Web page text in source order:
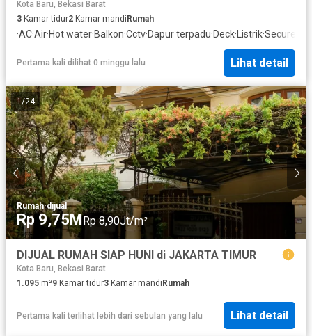
Kota Baru, Bekasi Barat
3 Kamar tidur2 Kamar mandi Rumah
·AC·Air·Hot water·Balkon·Cctv·Dapur terpadu·Deck· Listrik·Secure
Pertama kali dilihat 0 minggu lalu Lihat detail
1/24
Rumah·dijual
Rp 9,75MRp 8,90Jt/m²
DIJUAL RUMAH SIAP HUNI di JAKARTA TIMUR
Kota Baru, Bekasi Barat
1.095 m²9 Kamar tidur3 Kamar mandiRumah
Pertama kali terlihat lebih dari sebulan yang lalu Lihat detail